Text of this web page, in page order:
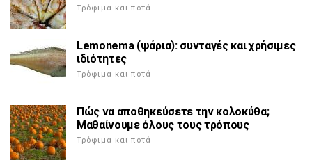
Τρόφιμα και ποτά
Lemonema (ψάρια): συνταγές και χρήσιμες
ιδιότητες
Τρόφιμα και ποτά
Πώς να αποθηκεύσετε την κολοκύθα;
Μαθαίνουμε όλους τους τρόπους
Τρόφιμα και ποτά